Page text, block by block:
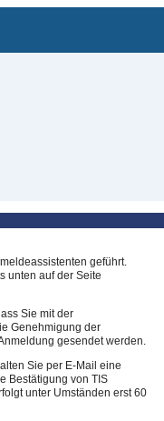
geführt.
unten auf der Seite
Sie mit der
Genehmigung der
gesendet werden.
Sie per E-Mail eine
Bestätigung von TIS
unter Umständen erst 60